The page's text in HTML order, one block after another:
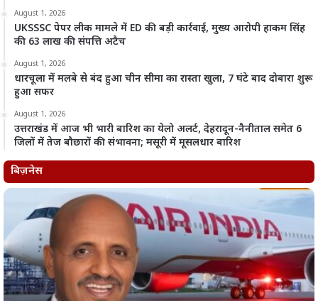
August 1, 2026
UKSSSC पेपर लीक मामले में ED की बड़ी कार्रवाई, मुख्य आरोपी हाकम सिंह
की 63 लाख की संपत्ति अटैच
August 1, 2026
धारचूला में मलबे से बंद हुआ चीन सीमा का रास्ता खुला, 7 घंटे बाद दोबारा शुरू
हुआ सफर
August 1, 2026
उत्तराखंड में आज भी भारी बारिश का येलो अलर्ट, देहरादून-नैनीताल समेत 6
जिलों में तेज बौछारों की संभावना; मसूरी में मूसलधार बारिश
बिज़नेस